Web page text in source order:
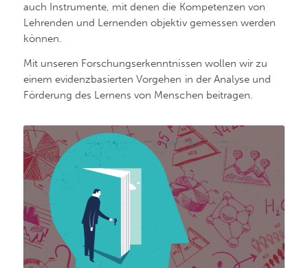
auch Instrumente, mit denen die Kompetenzen von
Lehrenden und Lernenden objektiv gemessen werden
können.
Mit unseren Forschungserkenntnissen wollen wir zu
einem evidenzbasierten Vorgehen in der Analyse und
Förderung des Lernens von Menschen beitragen.